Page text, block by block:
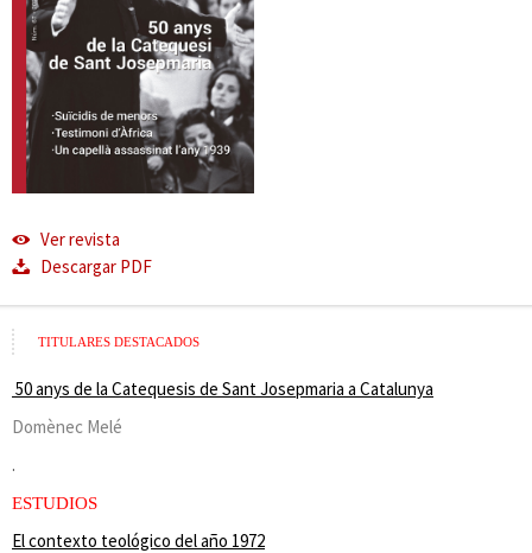
Ver revista
Descargar PDF
TITULARES DESTACADOS
50 anys de la Catequesis de Sant Josepmaria a Catalunya
Domènec Melé
.
ESTUDIOS
El contexto teológico del año 1972